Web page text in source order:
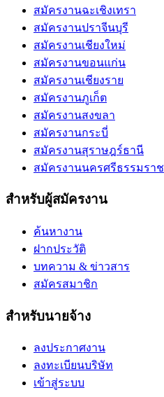
สมัครงานฉะเชิงเทรา
สมัครงานปราจีนบุรี
สมัครงานเชียงใหม่
สมัครงานขอนแก่น
สมัครงานเชียงราย
สมัครงานภูเก็ต
สมัครงานสงขลา
สมัครงานกระบี่
สมัครงานสุราษฎร์ธานี
สมัครงานนครศรีธรรมราช
สำหรับผู้สมัครงาน
ค้นหางาน
ฝากประวัติ
บทความ & ข่าวสาร
สมัครสมาชิก
สำหรับนายจ้าง
ลงประกาศงาน
ลงทะเบียนบริษัท
เข้าสู่ระบบ